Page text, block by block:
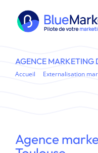
contenu
AGENCE MARKETING
Accueil
Externalisation
Agence